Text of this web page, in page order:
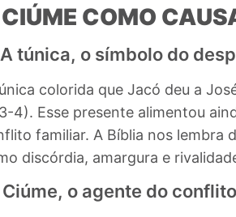
COMO
túnica, o símbolo do
colorida que Jacó deu a
4). Esse presente alimentou
familiar. A Bíblia nos lembra
discórdia, amargura e
o agente do